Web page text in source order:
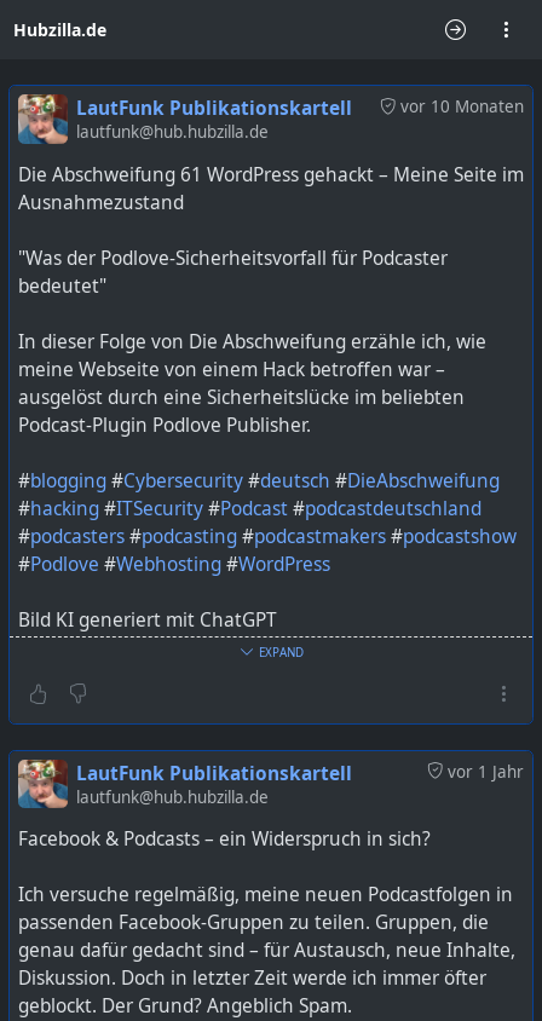
Hubzilla.de
vor 10 Monaten
LautFunk Publikationskartell
lautfunk@hub.hubzilla.de
Die Abschweifung 61 WordPress gehackt – Meine Seite im
Ausnahmezustand
"Was der Podlove-Sicherheitsvorfall für Podcaster
bedeutet"
In dieser Folge von Die Abschweifung erzähle ich, wie
meine Webseite von einem Hack betroffen war –
ausgelöst durch eine Sicherheitslücke im beliebten
Podcast-Plugin Podlove Publisher.
#blogging#Cybersecurity#deutsch #DieAbschweifung
#hacking#ITSecurity#Podcast#podcastdeutschland
#podcasters#podcasting#podcastmakers#podcastshow
#Podlove #Webhosting#WordPress
Bild KI generiert mit ChatGPT
podcast.lautfunk.de
https://lautfunk.uber.space/podcast/die-abschweifung-
61-wordpress-gehackt-meine-seite-im-
ausnahmezustand/
EXPAND
vor 1 Jahr
LautFunk Publikationskartell
lautfunk@hub.hubzilla.de
Facebook & Podcasts – ein Widerspruch in sich?
Ich versuche regelmäßig, meine neuen Podcastfolgen in
passenden Facebook-Gruppen zu teilen. Gruppen, die
genau dafür gedacht sind – für Austausch, neue Inhalte,
Diskussion. Doch in letzter Zeit werde ich immer öfter
geblockt. Der Grund? Angeblich Spam.